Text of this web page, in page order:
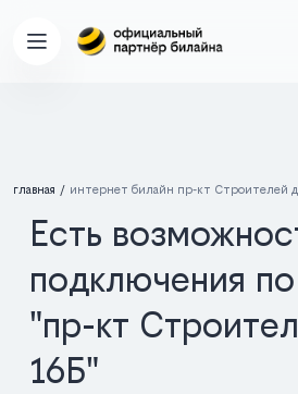
главная интернет билайн пр-кт Строителей
Есть
подключения
"пр-кт
16Б"